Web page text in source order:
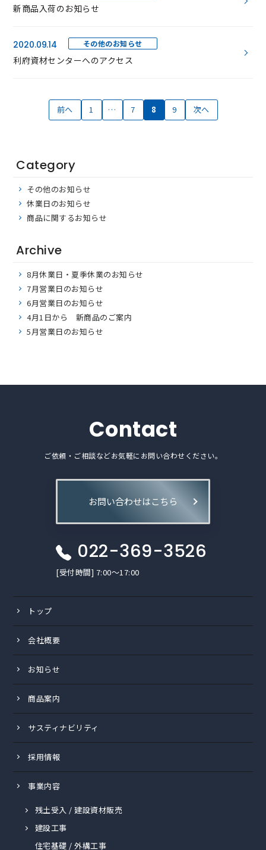
新商品入荷のお知らせ
2020.09.14 その他のお知らせ
利府資材センターへのアクセス
前へ 1 … 7 8 9 次へ
Category
その他のお知らせ
休業日のお知らせ
商品に関するお知らせ
Archive
8月休業日・夏季休業のお知らせ
7月営業日のお知らせ
6月営業日のお知らせ
4月1日から 新商品のご案内
5月営業日のお知らせ
Contact
ご依頼・ご相談などお気軽にお問い合わせください。
お問い合わせはこちら
022-369-3526
[受付時間] 7:00〜17:00
トップ
会社概要
お知らせ
商品案内
サスティナビリティ
採用情報
事業内容
残土受入 / 建設資材販売
建設工事
住宅基礎 / 外構工事